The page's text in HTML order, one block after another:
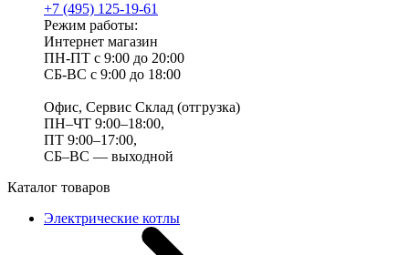
+7 (495) 125-19-61
Режим работы:
Интернет магазин
ПН-ПТ с 9:00 до 20:00
СБ-ВС с 9:00 до 18:00
Офис, Сервис Склад (отгрузка)
ПН–ЧТ 9:00–18:00,
ПТ 9:00–17:00,
СБ–ВС — выходной
Каталог товаров
Электрические котлы